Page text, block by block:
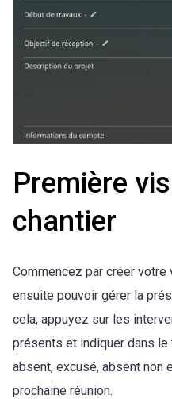
Première
chantier
Commencez par créer
ensuite pouvoir gérer la
cela, appuyez sur les
présents et indiquer dans
absent, excusé, absent non
prochaine réunion.